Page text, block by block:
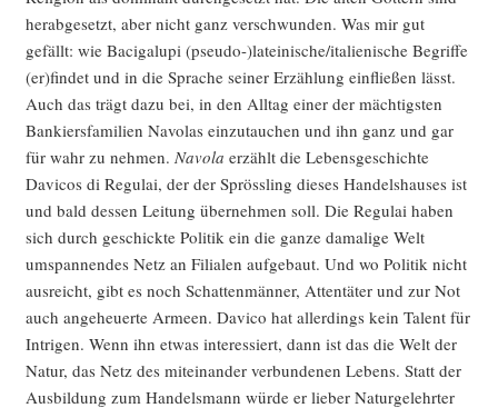
her­ab­ge­setzt, aber nicht ganz ver­schwun­den. Was mir gut
gefällt: wie Baci­g­alu­pi (pseudo-)lateinische/italienische Begrif­fe
(er)findet und in die Spra­che sei­ner Erzäh­lung ein­flie­ßen lässt.
Auch das trägt dazu bei, in den All­tag einer der mäch­tigs­ten
Ban­kiers­fa­mi­li­en Navo­las ein­zu­tau­chen und ihn ganz und gar
für wahr zu neh­men. Navo­la erzählt die Lebens­ge­schich­te
Davicos di Regu­lai, der der Spröss­ling die­ses Han­dels­hau­ses ist
und bald des­sen Lei­tung über­neh­men soll. Die Regu­lai haben
sich durch geschick­te Poli­tik ein die gan­ze dama­li­ge Welt
umspan­nen­des Netz an Filia­len auf­ge­baut. Und wo Poli­tik nicht
aus­reicht, gibt es noch Schat­ten­män­ner, Atten­tä­ter und zur Not
auch ange­heu­er­te Armeen. Davico hat aller­dings kein Talent für
Intri­gen. Wenn ihn etwas inter­es­siert, dann ist das die Welt der
Natur, das Netz des mit­ein­an­der ver­bun­de­nen Lebens. Statt der
Aus­bil­dung zum Han­dels­mann wür­de er lie­ber Natur­ge­lehr­ter